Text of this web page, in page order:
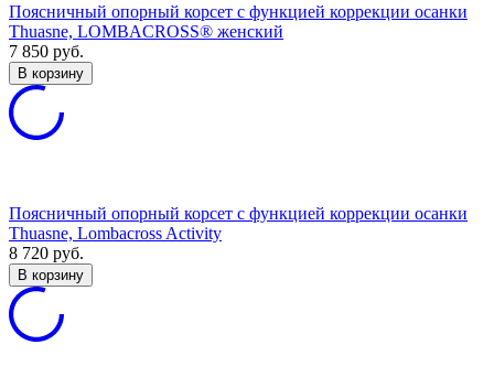
Поясничный опорный корсет с функцией коррекции осанки
Thuasne, LOMBACROSS® женский
7 850 руб.
В корзину
Поясничный опорный корсет с функцией коррекции осанки
Thuasne, Lombacross Activity
8 720 руб.
В корзину